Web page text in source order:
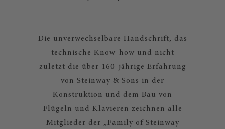
Die unverwechselbare Handschrift, das
technische Know-how und nicht
zuletzt die über 160-jährige Erfahrung
von Steinway & Sons in der
Konstruktion und dem Bau von
Flügeln und Klavieren zeichnen alle
Mitglieder der „Family of Steinway